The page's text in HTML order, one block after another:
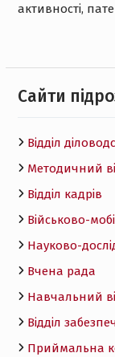
активності,
Cайти
Відділ
Методичний
Відділ кадрів
Військово-
Науково-
Вчена рада
Навчальний
Відділ
Приймальна